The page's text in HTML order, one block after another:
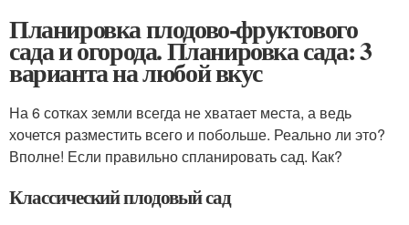
Планировка плодово-фруктового
сада и огорода. Планировка сада: 3
варианта на любой вкус
На 6 сотках земли всегда не хватает места, а ведь
хочется разместить всего и побольше. Реально ли это?
Вполне! Если правильно спланировать сад. Как?
Классический плодовый сад